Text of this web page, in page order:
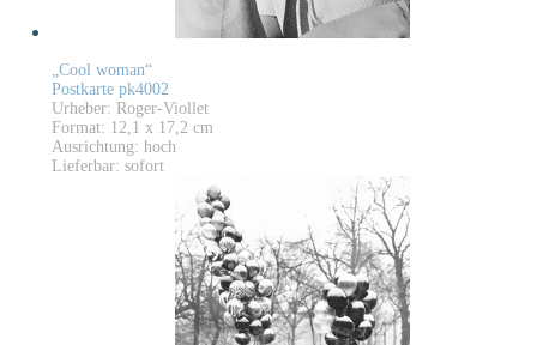
„Cool woman“
Postkarte pk4002
Urheber: Roger-Viollet
Format: 12,1 x 17,2 cm
Ausrichtung: hoch
Lieferbar: sofort